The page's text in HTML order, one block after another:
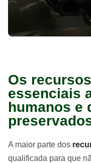
Os
essenciais
humanos e
A maior parte dos
qualificada para que